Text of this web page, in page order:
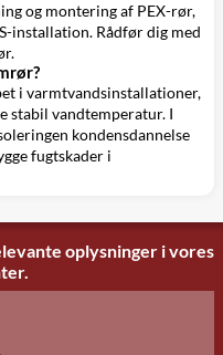
og montering af PEX-rør,
installation. Rådfør dig med
i varmtvandsinstallationer,
stabil vandtemperatur. I
kondensdannelse
fugtskader i
oplysninger i vores